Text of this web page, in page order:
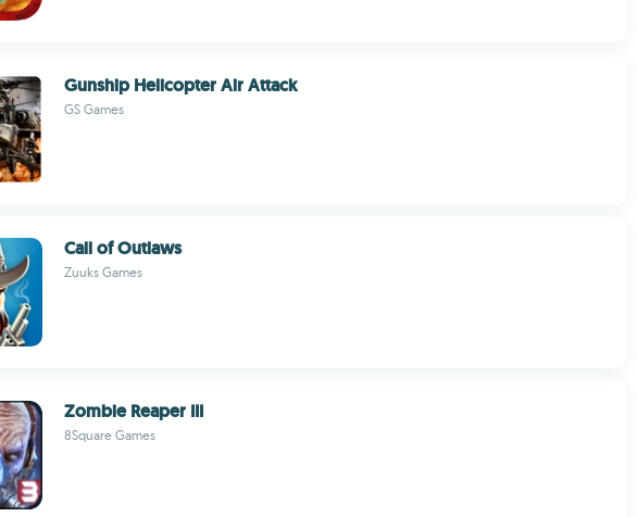
Gunship Helicopter Air Attack
GS Games
Call of Outlaws
Zuuks Games
Zombie Reaper III
8Square Games